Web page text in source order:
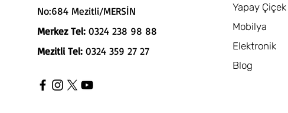
No:684 Mezitli/MERSİN
Merkez Tel: 0324 238 98 88
Mezitli Tel: 0324 359 27 27
Yapay Çiçek
Mobilya
Elektronik
Blog